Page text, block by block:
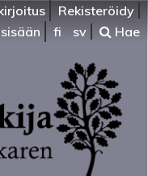
Rekisteröidy
fi sv Hae